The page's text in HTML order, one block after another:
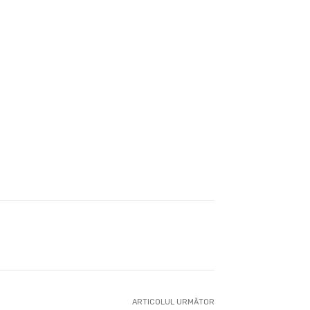
ARTICOLUL URMĂTOR